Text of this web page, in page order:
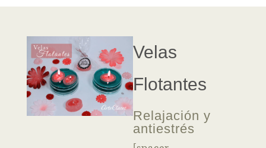
Velas
Flotantes
Relajación y
antiestrés